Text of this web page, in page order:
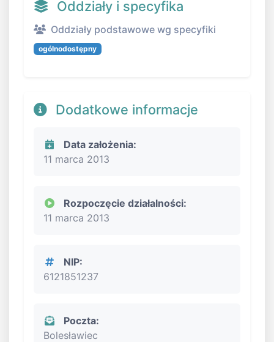
Oddziały i specyfika
Oddziały podstawowe wg specyfiki
ogólnodostępny
Dodatkowe informacje
Data założenia:
11 marca 2013
Rozpoczęcie działalności:
11 marca 2013
NIP:
6121851237
Poczta:
Bolesławiec